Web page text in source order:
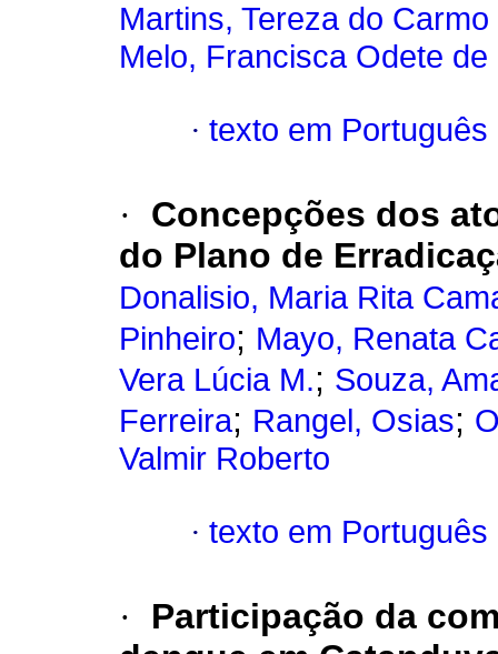
Martins, Tereza do Carmo
Melo, Francisca Odete de
· texto em Português
·
Concepções dos
do Plano de
Donalisio, Maria Rita
Pinheiro; Mayo, Renata
Vera Lúcia M.; Souza,
Ferreira; Rangel, Osias;
Valmir Roberto
· texto em Português
·
Participação da